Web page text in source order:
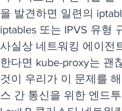
을 발견하면 일련의
iptables 또는 IPVS 유형
사실상 네트워킹 에이전
한다면 kube-proxy는 괜
것이 우리가 이 문제를
스 간 통신을 위한 엔드